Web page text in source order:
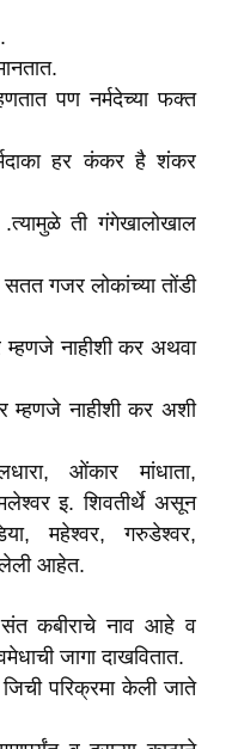
पण नर्मदेच्या फक्त
हर कंकर है शंकर
ती गंगेखालोखाल
सतत गजर लोकांच्या तोंडी
नाहीशी कर अथवा
नाहीशी कर अशी
ओंकार मांधाता,
इ. शिवतीर्थे असून
महेश्वर, गरुडेश्वर,
आहेत.
संत कबीराचे नाव आहे व
जागा दाखवितात.
परिक्रमा केली जाते